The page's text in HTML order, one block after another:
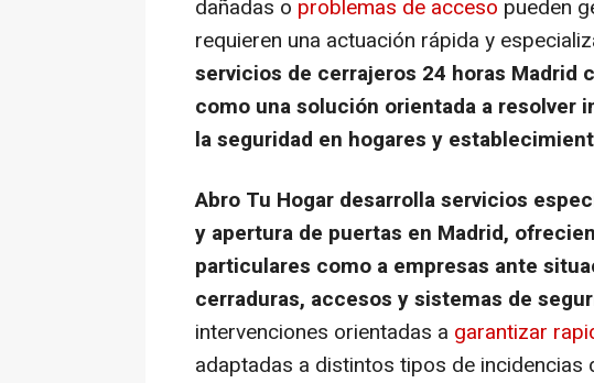
dañadas o problemas de acceso pueden
requieren una actuación rápida y
servicios de cerrajeros 24 horas Madrid
como una solución orientada a resolver
la seguridad en hogares y
Abro Tu Hogar desarrolla servicios
y apertura de puertas en Madrid,
particulares como a empresas ante
cerraduras, accesos y sistemas de
intervenciones orientadas a garantizar
adaptadas a distintos tipos de incidencias